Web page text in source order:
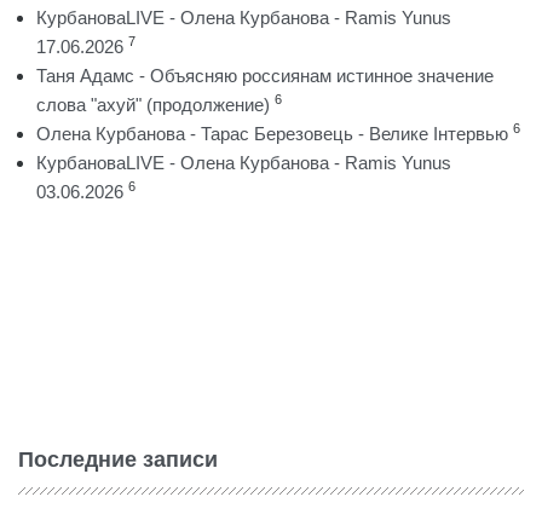
КурбановаLIVE - Олена Курбанова - Ramis Yunus
17.06.2026 7
Таня Адамс - Объясняю россиянам истинное значение
слова "ахуй" (продолжение) 6
Олена Курбанова - Тарас Березовець - Велике Інтервью 6
КурбановаLIVE - Олена Курбанова - Ramis Yunus
03.06.2026 6
Последние записи